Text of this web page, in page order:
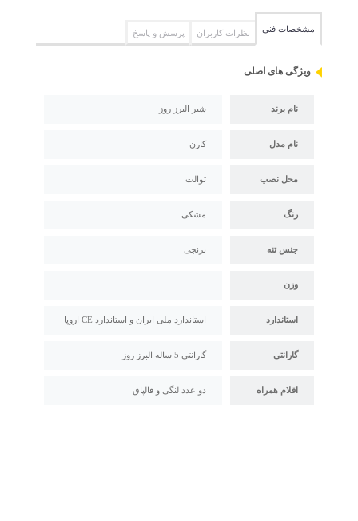
مشخصات فنی نظرات کاربران پرسش و پاسخ
ویژگی های اصلی
نام برند شیر البرز روز
نام مدل کارن
محل نصب توالت
رنگ مشکی
جنس تنه برنجی
وزن
استاندارد استاندارد ملی ایران و استاندارد CE اروپا
گارانتی گارانتی 5 ساله البرز روز
اقلام همراه دو عدد لنگی و قالپاق